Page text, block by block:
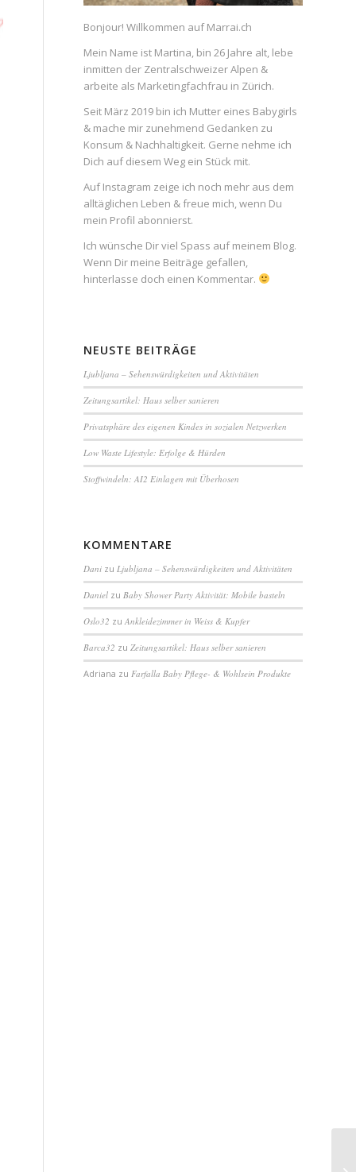
Bonjour! Willkommen auf Marrai.ch
Mein Name ist Martina, bin 26 Jahre alt, lebe
inmitten der Zentralschweizer Alpen &
arbeite als Marketingfachfrau in Zürich.
Seit März 2019 bin ich Mutter eines Babygirls
& mache mir zunehmend Gedanken zu
Konsum & Nachhaltigkeit. Gerne nehme ich
Dich auf diesem Weg ein Stück mit.
Auf Instagram zeige ich noch mehr aus dem
alltäglichen Leben & freue mich, wenn Du
mein Profil abonnierst.
Ich wünsche Dir viel Spass auf meinem Blog.
Wenn Dir meine Beiträge gefallen,
hinterlasse doch einen Kommentar.
NEUSTE BEITRÄGE
Ljubljana – Sehenswürdigkeiten und Aktivitäten
Zeitungsartikel: Haus selber sanieren
Privatsphäre des eigenen Kindes in sozialen Netzwerken
Low Waste Lifestyle: Erfolge & Hürden
Stoffwindeln: AI2 Einlagen mit Überhosen
KOMMENTARE
Dani zu Ljubljana – Sehenswürdigkeiten und Aktivitäten
Daniel zu Baby Shower Party Aktivität: Mobile basteln
Oslo32 zuAnkleidezimmer in Weiss & Kupfer
Barca32 zu Zeitungsartikel: Haus selber sanieren
Adriana zu Farfalla Baby Pflege- & Wohlsein Produkte